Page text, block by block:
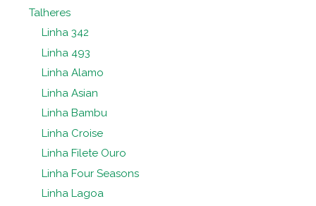
Talheres
Linha 342
Linha 493
Linha Alamo
Linha Asian
Linha Bambu
Linha Croise
Linha Filete Ouro
Linha Four Seasons
Linha Lagoa